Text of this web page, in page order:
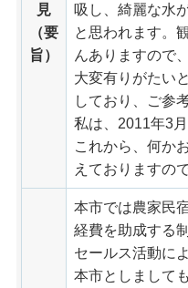
見
（要
旨）
吸し、綺麗な水
と思われます。
んありますので
大変有りがたい
しており、ご参
私は、2011年3
これから、何か
えておりますの
本市では農家民
経費を助成する
セールス活動に
本市としまして